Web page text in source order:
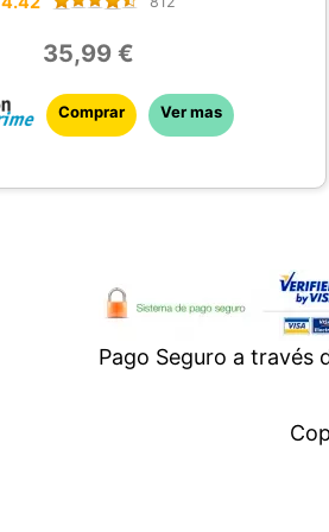
35,99 €
Comprar Ver mas
Pago Seguro a través